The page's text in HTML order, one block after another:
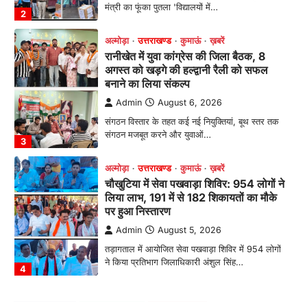
3
संगठन मजबूत करने और युवाओं…
4
अल्मोड़ा उत्तराखण्ड कुमाऊं ख़बरें
चौखुटिया में सेवा पखवाड़ा शिविर: 954 लोगों ने
लिया लाभ, 191 में से 182 शिकायतों का मौके
पर हुआ निस्तारण
Admin August 5, 2026
तड़ागताल में आयोजित सेवा पखवाड़ा शिविर में 954 लोगों
ने किया प्रतिभाग जिलाधिकारी अंशुल सिंह…
1
अल्मोड़ा उत्तराखण्ड कुमाऊं ख़बरें
मानिला देवी मंदिर में श्रीमद्भागवत कथा के चतुर्थ
दिवस धूमधाम से मनाया गया श्रीकृष्ण जन्मोत्सव,
राज्य मंत्री कैलाश पंत ने किया कथा श्रवण
Admin August 6, 2026
रानीखेत। मानिला देवी मंदिर, कमराड़/विनायक क्षेत्र में
आयोजित श्रीमद्भागवत कथा के चतुर्थ दिवस गुरुवार को…